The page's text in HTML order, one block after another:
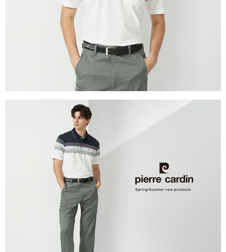
每筆NT$60，滿NT$1,200(含以上)免運費
每筆NT$80，滿NT$1,200(含以上)免運費
每筆NT$80，滿NT$1,200(含以上)免運費